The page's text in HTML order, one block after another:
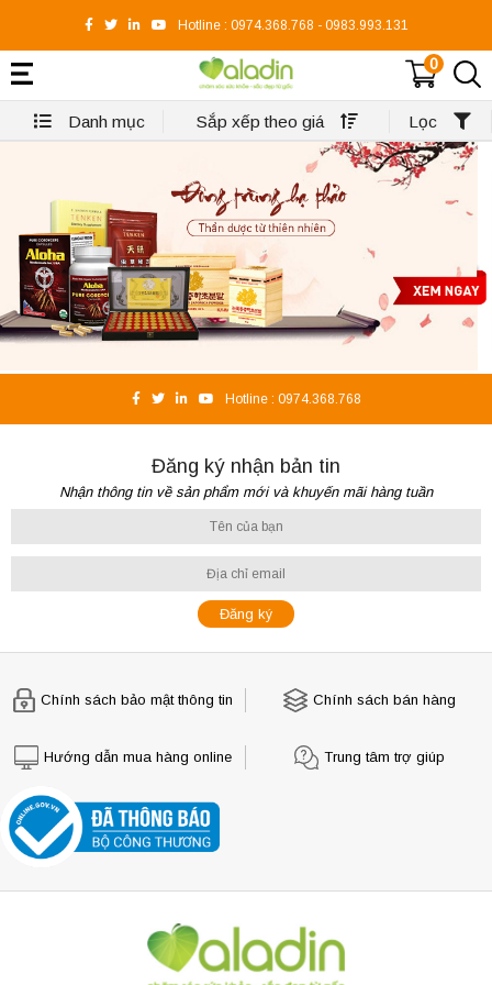
Hotline : 0974.368.768 - 0983.993.131
0
Danh mục Sắp xếp theo giá Lọc
Hotline : 0974.368.768
Đăng ký nhận bản tin
Nhận thông tin về sản phẩm mới và khuyến mãi hàng tuần
Chính sách bảo mật thông tin Chính sách bán hàng
Hướng dẫn mua hàng online Trung tâm trợ giúp